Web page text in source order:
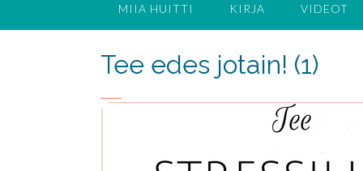
MIIA HUITTI KIRJA VIDEOT
Tee edes jotain! (1)